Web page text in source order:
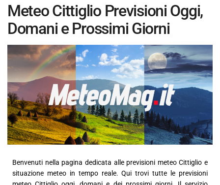
Meteo Cittiglio Previsioni Oggi,
Domani e Prossimi Giorni
Benvenuti nella pagina dedicata alle previsioni meteo Cittiglio e
situazione meteo in tempo reale. Qui trovi tutte le previsioni